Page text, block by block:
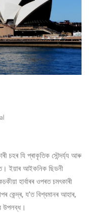
চহৰ যি প্ৰাকৃতিক সৌন্দৰ্য্য আৰু
ইয়াৰ আইকনিক ছিডনী
হাৰ্বাৰৰ ওপৰত চমৎকাৰী
কেন্দ্ৰ, য’ত বিশ্বমানৰ আহাৰ,
উপলব্ধ।